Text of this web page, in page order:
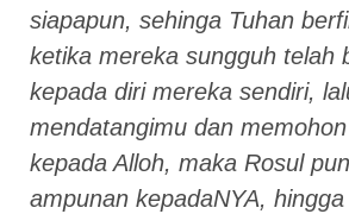
siapapun, sehinga Tuhan
ketika mereka sungguh telah
kepada diri mereka sendiri,
mendatangimu dan
kepada Alloh, maka Rosul
ampunan kepadaNYA,